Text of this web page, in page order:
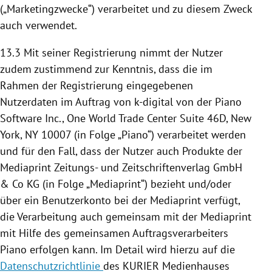
(„Marketingzwecke“) verarbeitet und zu diesem Zweck
auch verwendet.
13.3 Mit seiner Registrierung nimmt der Nutzer
zudem zustimmend zur Kenntnis, dass die im
Rahmen der Registrierung eingegebenen
Nutzerdaten im Auftrag von k-digital von der Piano
Software Inc., One World Trade Center Suite 46D, New
York, NY 10007 (in Folge „Piano“) verarbeitet werden
und für den Fall, dass der Nutzer auch Produkte der
Mediaprint Zeitungs- und Zeitschriftenverlag GmbH
& Co KG (in Folge „Mediaprint“) bezieht und/oder
über ein Benutzerkonto bei der Mediaprint verfügt,
die Verarbeitung auch gemeinsam mit der Mediaprint
mit Hilfe des gemeinsamen Auftragsverarbeiters
Piano erfolgen kann. Im Detail wird hierzu auf die
Datenschutzrichtlinie des KURIER Medienhauses